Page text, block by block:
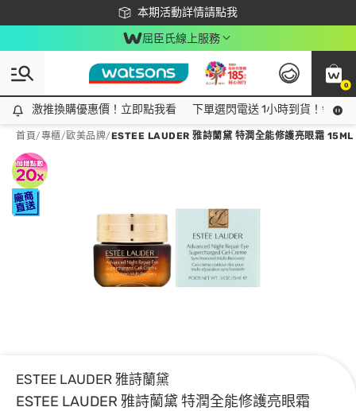
本期活動詳情請點我
下載app最高回饋$350
屈臣氏線上服務
0
激推換購優惠價！立即點我看
激推換購優惠價！立即點我看 下單選閃電送 1小時到貨！領神
首頁/專櫃/ 歐美品牌/ESTEE LAUDER 雅詩蘭黛 特潤全能修護亮眼霜 15ML
ESTEE LAUDER 雅詩蘭黛
ESTEE LAUDER 雅詩蘭黛 特潤全能修護亮眼霜